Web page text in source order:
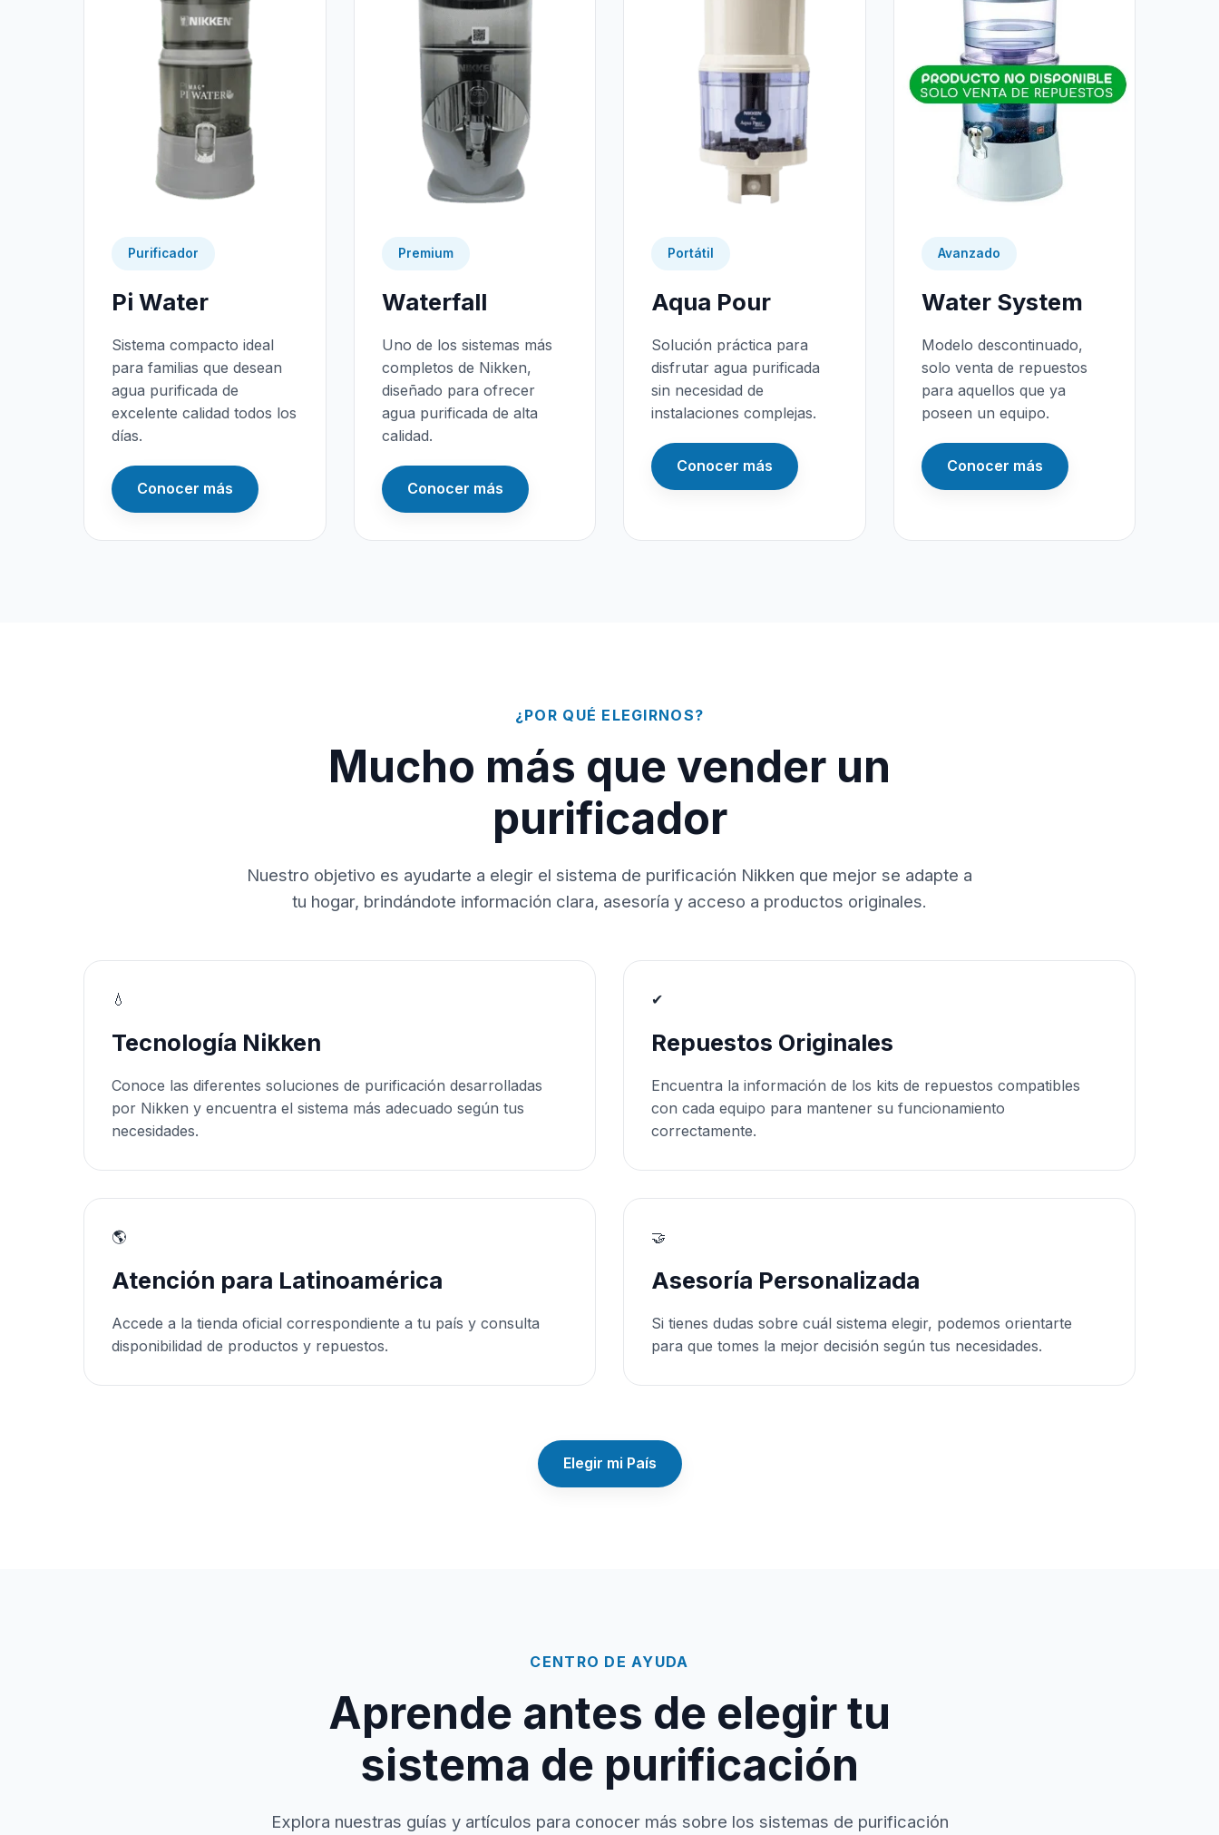
Purificador
Pi Water
Sistema compacto ideal
para familias que desean
agua purificada de
excelente calidad todos los
días.
Conocer más
Premium
Waterfall
Uno de los sistemas más
completos de Nikken,
diseñado para ofrecer
agua purificada de alta
calidad.
Conocer más
Portátil
Aqua Pour
Solución práctica para
disfrutar agua purificada
sin necesidad de
instalaciones complejas.
Conocer más
Avanzado
Water System
Modelo descontinuado,
solo venta de repuestos
para aquellos que ya
poseen un equipo.
Conocer más
¿POR QUÉ ELEGIRNOS?
Mucho más que vender un
purificador
Nuestro objetivo es ayudarte a elegir el sistema de purificación Nikken que mejor se adapte a
tu hogar, brindándote información clara, asesoría y acceso a productos originales.
💧
Tecnología Nikken
Conoce las diferentes soluciones de purificación desarrolladas
por Nikken y encuentra el sistema más adecuado según tus
necesidades.
✔
Repuestos Originales
Encuentra la información de los kits de repuestos compatibles
con cada equipo para mantener su funcionamiento
correctamente.
🌎
Atención para Latinoamérica
Accede a la tienda oficial correspondiente a tu país y consulta
disponibilidad de productos y repuestos.
🤝
Asesoría Personalizada
Si tienes dudas sobre cuál sistema elegir, podemos orientarte
para que tomes la mejor decisión según tus necesidades.
Elegir mi País
CENTRO DE AYUDA
Aprende antes de elegir tu
sistema de purificación
Explora nuestras guías y artículos para conocer más sobre los sistemas de purificación